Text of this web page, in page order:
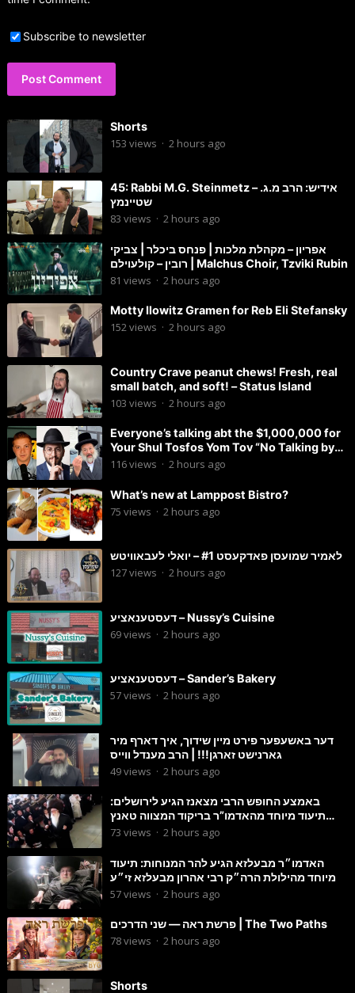
Subscribe to newsletter
Shorts
153 views · 2 hours ago
45: Rabbi M.G. Steinmetz – אידיש: הרב מ.ג.
שטיינמץ
83 views · 2 hours ago
אפריון – מקהלת מלכות | פנחס ביכלר | צביקי
רובין – קולעוילם | Malchus Choir, Tzviki Rubin
81 views · 2 hours ago
Motty Ilowitz Gramen for Reb Eli Stefansky
152views · 2 hours ago
Country Crave peanut chews! Fresh, real
small batch, and soft! – Status Island
103 views · 2 hours ago
Everyone’s talking abt the $1,000,000 for
Your Shul Tosfos Yom Tov “No Talking by
Davening” movement
116views · 2 hours ago
What’s new at Lamppost Bistro?
75 views · 2 hours ago
לאמיר שמועסן פאדקעסט #1 – יואלי לעבאוויטש
127views · 2 hours ago
דעסטענאציע – Nussy’s Cuisine
69views · 2 hours ago
דעסטענאציע – Sander’s Bakery
57views · 2 hours ago
דער באשעפער פירט מיין שידוך, איך דארף מיר
גארנישט זארגן!!! | הרב מענדל ווייס
49views · 2 hours ago
באמצע החופש הרבי מצאנז הגיע לירושלים:
תיעוד מיוחד מהאדמו”ר בריקוד המצווה טאנץ
בשמחת בית סטרפקוב
73 views · 2 hours ago
האדמו״ר מבעלזא הגיע להר המנוחות: תיעוד
מיוחד מהילולת הרה״ק רבי אהרון מבעלזא זי״ע
57views · 2 hours ago
פרשת ראה — שני הדרכים | The Two Paths
78views · 2 hours ago
Shorts